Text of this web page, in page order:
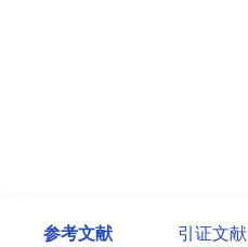
参考文献 引证文献